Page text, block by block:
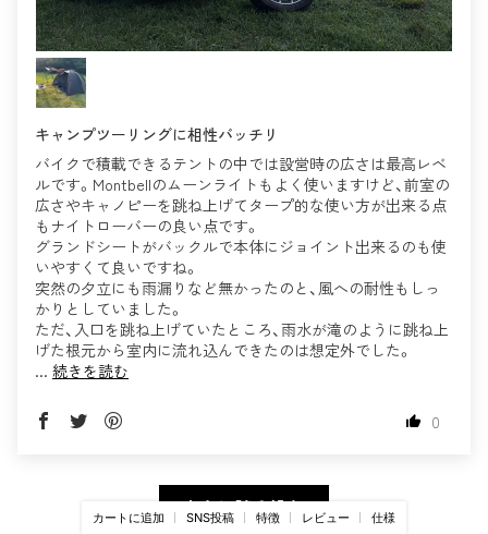
カートに追加 SNS投稿 特徴 レビュー 仕様
キャンプツーリングに相性バッチリ
バイクで積載できるテントの中では設営時の広さは最高レベ
ルです。Montbellのムーンライトもよく使いますけど、前室の
広さやキャノピーを跳ね上げてタープ的な使い方が出来る点
もナイトローバーの良い点です。
グランドシートがバックルで本体にジョイント出来るのも使
いやすくて良いですね。
突然の夕立にも雨漏りなど無かったのと、風への耐性もしっ
かりとしていました。
ただ、入口を跳ね上げていたところ、雨水が滝のように跳ね上
げた根元から室内に流れ込んできたのは想定外でした。
... 続きを読む
0
さらに読み込む